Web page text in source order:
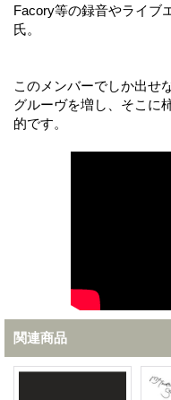
Facory等の録音やライブ
氏。
このメンバーでしか出せ
グルーヴを増し、そこに
的です。
関連商品